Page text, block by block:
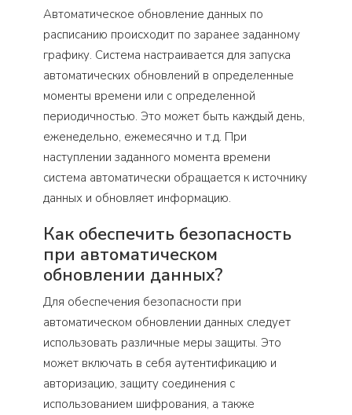
Автоматическое обновление данных по
расписанию происходит по заранее заданному
графику. Система настраивается для запуска
автоматических обновлений в определенные
моменты времени или с определенной
периодичностью. Это может быть каждый день,
еженедельно, ежемесячно и т.д. При
наступлении заданного момента времени
система автоматически обращается к источнику
данных и обновляет информацию.
Как обеспечить безопасность
при автоматическом
обновлении данных?
Для обеспечения безопасности при
автоматическом обновлении данных следует
использовать различные меры защиты. Это
может включать в себя аутентификацию и
авторизацию, защиту соединения с
использованием шифрования, а также